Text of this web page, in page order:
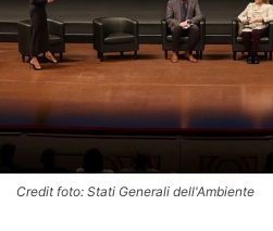
Credit foto: Stati Generali dell'Ambiente